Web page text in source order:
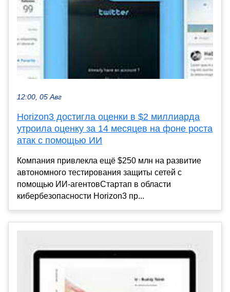
12:00, 05 Авг
Horizon3 достигла оценки в $2 миллиарда
утроила оценку за 14 месяцев на фоне роста
атак с помощью ИИ
Компания привлекла ещё $250 млн на развитие
автономного тестирования защиты сетей с
помощью ИИ-агентовСтартап в области
кибербезопасности Horizon3 пр...